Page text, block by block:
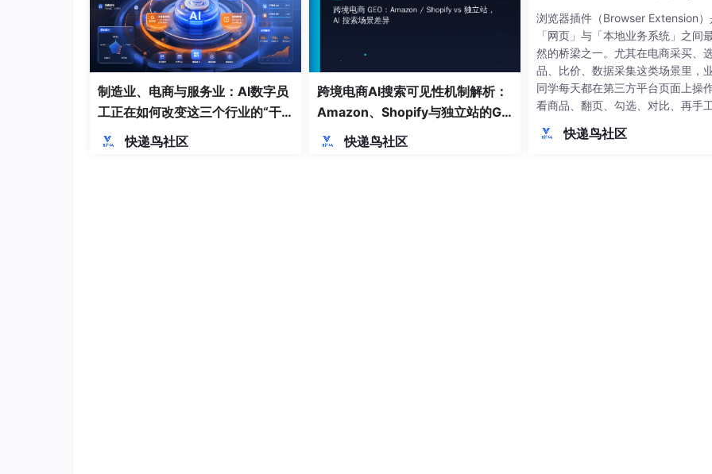
技术架构升级护航体验：采用 MySQL 读写分离 + Redis 缓存架构，热门奖品库存实时同步，避免超卖；
设备指纹 + IP 绑定的反作弊体系，作弊率控制在 0.3% 以下；敏感数据采用 SHA-256 加密存储，支付环
接淘宝支付 SDK，符合 PCI DSS 认证要求。
差异化运营构建壁垒：深耕垂直 IP 赛道（如国风潮玩、小众动漫），打造专属奖池；创新玩法设计，开发
友组队抽盒”“逛逛分享获次数” 等社交功能，裂变拉新效率提升 40%；联动线下潮玩店，实现 “线上抽赏 +
下核销”，拓展消费场景。
信任体系重构提升留存：商品接入淘宝正规供应链，支持第三方质检；建立 “不满意必赔” 售后机制，投诉
制造业、电商与服务业：AI数字员
工正在如何改变这三个行业的“干
活方式”
快递鸟社区
跨境电商AI搜索可见性机制解析：
Amazon、Shopify与独立站的GE
O技术差异实证
快递鸟社区
买助手实战）
浏览器插件（Browser Extension）
「网页」与「本地业务系统」之间
然的桥梁之一。尤其在电商采买、
品、比价、数据采集这类场景里，
同学每天都在第三方平台页面上操
看商品、翻页、勾选、对比、再手
低。如果能把「识别商品 → 判断是
快递鸟社区